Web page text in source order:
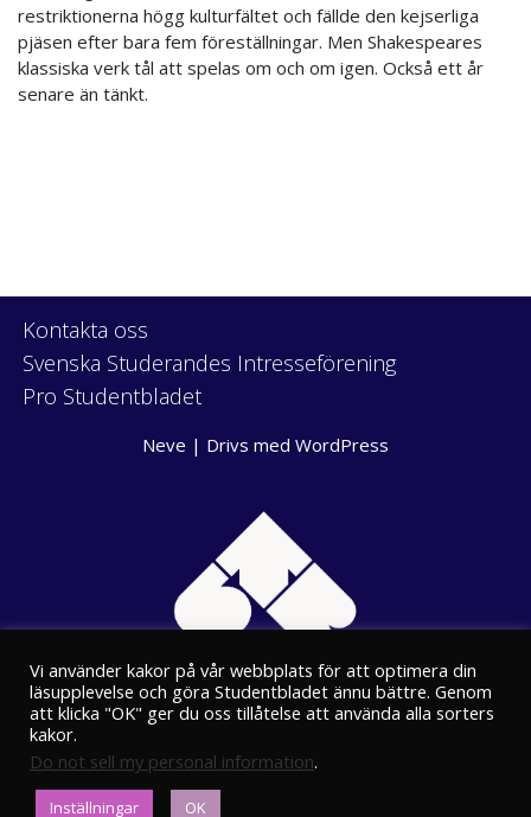
restriktionerna högg kulturfältet och fällde den kejserliga
pjäsen efter bara fem föreställningar. Men Shakespeares
klassiska verk tål att spelas om och om igen. Också ett år
senare än tänkt.
Kontakta oss
Svenska Studerandes Intresseförening
Pro Studentbladet
Neve | Drivs med WordPress
Eriksgatan 8
Vi använder kakor på vår webbplats för att optimera din
läsupplevelse och göra Studentbladet ännu bättre. Genom
att klicka "OK" ger du oss tillåtelse att använda alla sorters
kakor.
Do not sell my personal information.
Inställningar OK